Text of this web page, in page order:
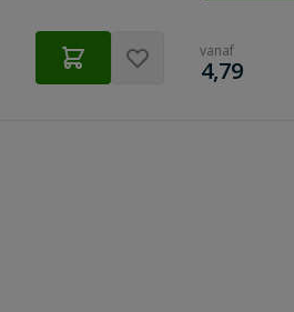
vanaf
€
4,79